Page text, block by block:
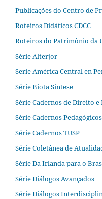
Publicações do Centro de
Roteiros Didáticos CDCC
Roteiros do Patrimônio da
Série Alterjor
Serie América Central en
Série Biota Síntese
Série Cadernos de Direito e
Série Cadernos Pedagógicos
Série Cadernos TUSP
Série Coletânea de
Série Da Irlanda para o
Série Diálogos Avançados
Série Diálogos